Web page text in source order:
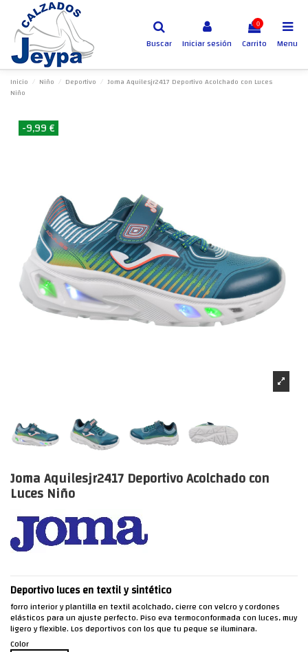
Buscar Iniciar sesión
0
Carrito Menu
Inicio Niño Deportivo
Joma Aquilesjr2417 Deportivo Acolchado con Luces
Niño
-9,99 €
Joma Aquilesjr2417 Deportivo Acolchado con
Luces Niño
Deportivo luces en textil y sintético
forro interior y plantilla en textil acolchado, cierre con velcro y cordones
elásticos para un ajuste perfecto. Piso eva termoconformada con luces, muy
ligero y flexible. Los deportivos con los que tu peque se iluminara.
Color